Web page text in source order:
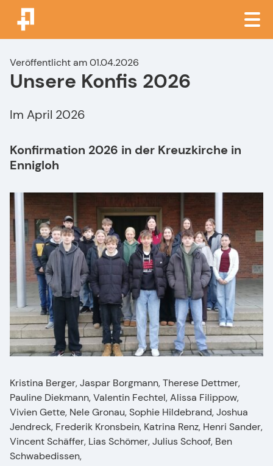
Veröffentlicht am 01.04.2026
Unsere Konfis 2026
Im April 2026
Konfirmation 2026 in der Kreuzkirche in
Ennigloh
Kristina Berger, Jaspar Borgmann, Therese Dettmer,
Pauline Diekmann, Valentin Fechtel, Alissa Filippow,
Vivien Gette, Nele Gronau, Sophie Hildebrand, Joshua
Jendreck, Frederik Kronsbein, Katrina Renz, Henri Sander,
Vincent Schäffer, Lias Schömer, Julius Schoof, Ben
Schwabedissen,